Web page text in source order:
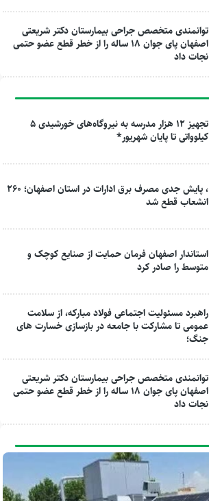
توانمندی متخصص جراحی بیمارستان دکتر شریعتی
اصفهان پای جوان ۱۸ ساله را از خطر قطع عضو حتمی
نجات داد
تجهیز ۱۲ هزار مدرسه به نیروگاه‌های خورشیدی ۵
کیلوواتی تا پایان شهریور*
، پایش جدی مصرف برق ادارات در استان اصفهان؛ ۲۶۰
انشعاب قطع شد
استاندار اصفهان فرمان حمایت از صنایع کوچک و
متوسط را صادر کرد
راهبرد مسئولیت اجتماعی فولاد مبارکه، از سلامت
عمومی تا مشارکت با جامعه در بازسازی خسارت های
جنگ؛
توانمندی متخصص جراحی بیمارستان دکتر شریعتی
اصفهان پای جوان ۱۸ ساله را از خطر قطع عضو حتمی
نجات داد